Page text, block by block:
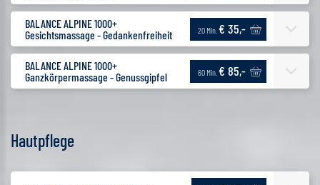
BALANCE ALPINE 1000+
Gesichtsmassage - Gedankenfreiheit
20 Min. € 35,-
BALANCE ALPINE 1000+
Ganzkörpermassage - Genussgipfel
60 Min. € 85,-
Hautpflege